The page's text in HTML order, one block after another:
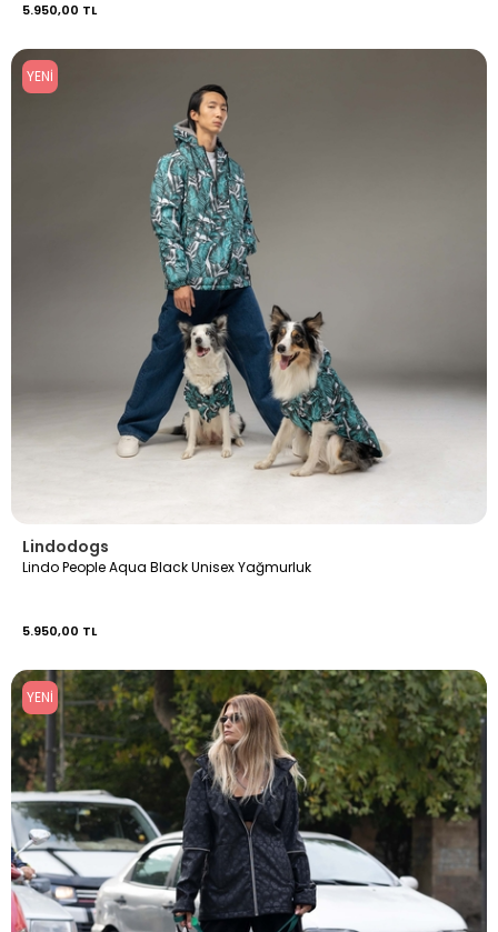
5.950,00 TL
YENI
Lindodogs
Lindo People Aqua Black Unisex Yağmurluk
5.950,00 TL
YENI